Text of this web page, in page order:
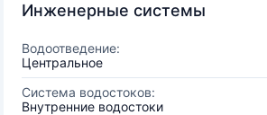
Инженерные системы
Водоотведение:
Центральное
Система водостоков:
Внутренние водостоки